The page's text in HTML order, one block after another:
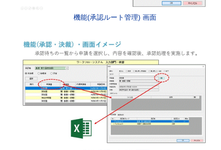
機能(承認ルート管理) 画面